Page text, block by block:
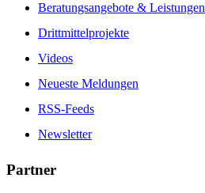
Beratungsangebote & Leistungen
Drittmittelprojekte
Videos
Neueste Meldungen
RSS-Feeds
Newsletter
Partner